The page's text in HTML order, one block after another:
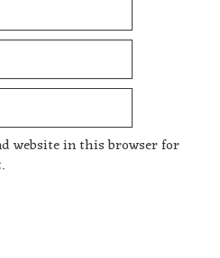
website in this browser for